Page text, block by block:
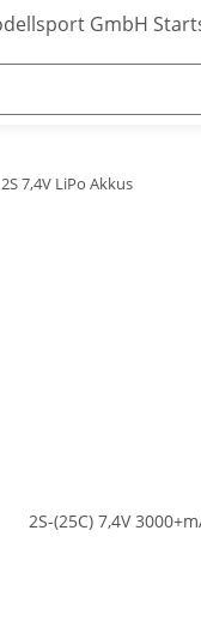
2S 7,4V LiPo Akkus